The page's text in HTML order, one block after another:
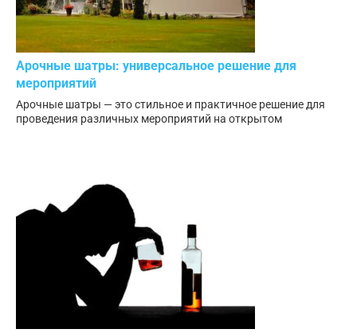
Арочные шатры: универсальное решение для
мероприятий
Арочные шатры — это стильное и практичное решение для
проведения различных мероприятий на открытом